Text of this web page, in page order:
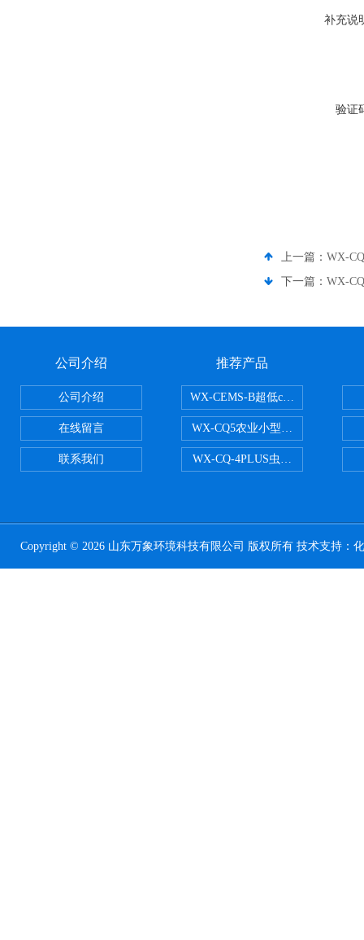
补充说
验证
上一篇： WX-
下一篇： WX-
公司介绍
公司介绍
在线留言
联系我们
推荐产品
WX-CEMS-B超低cems烟气监测系
WX-CQ5农业小型气象站
WX-CQ-4PLUS虫情测报灯
Copyright © 2026 山东万象环境科技有限公司 版权所有 技术支持：